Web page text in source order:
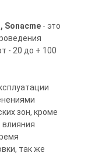
Sonacme - это
- 20 до + 100
зон, кроме
так же